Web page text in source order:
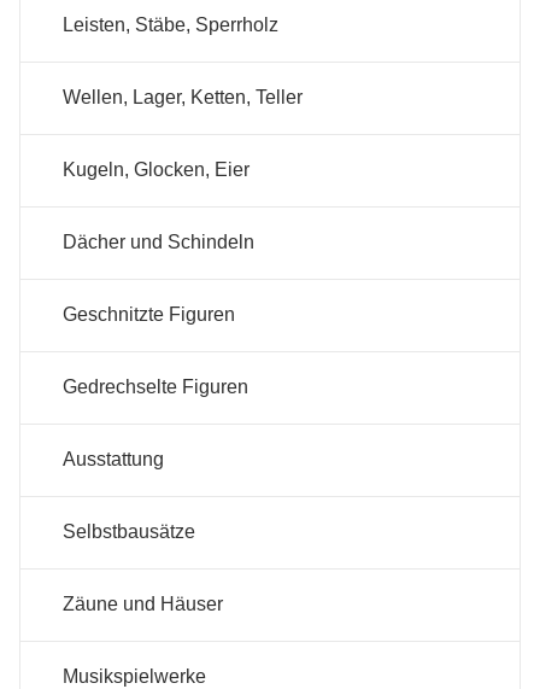
Leisten, Stäbe, Sperrholz
Wellen, Lager, Ketten, Teller
Kugeln, Glocken, Eier
Dächer und Schindeln
Geschnitzte Figuren
Gedrechselte Figuren
Ausstattung
Selbstbausätze
Zäune und Häuser
Musikspielwerke